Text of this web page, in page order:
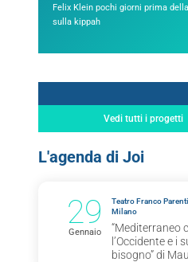
Felix Klein pochi giorni prima
sulla kippah
Vedi tutti i progetti
L'agenda di Joi
29
Gennaio
Teatro Franco
Milano
“Mediterraneo
l’Occidente e i
bisogno” di